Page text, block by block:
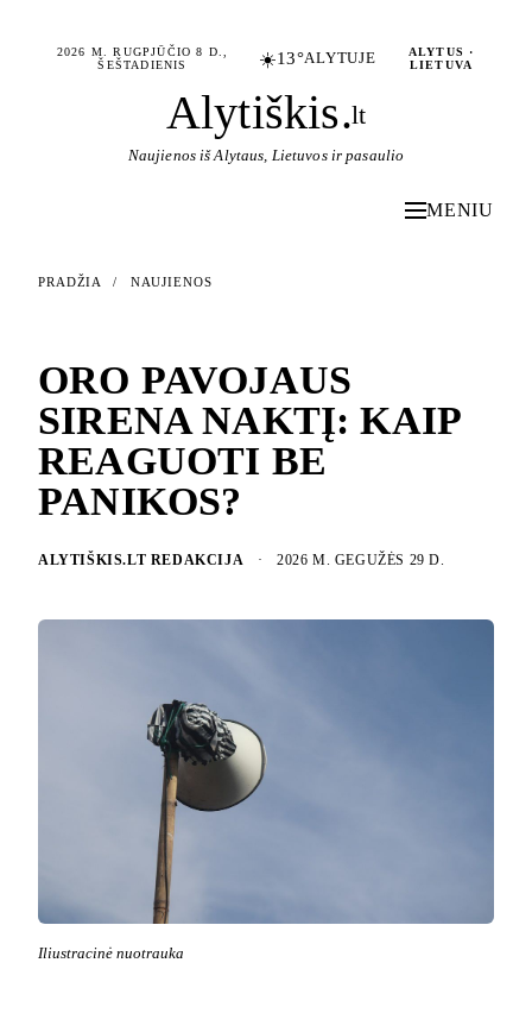
2026 M. RUGPJŪČIO 8 D.,
ŠEŠTADIENIS
☀️13°ALYTUJE
ALYTUS ·
LIETUVA
Alytiškis.lt
Naujienos iš Alytaus, Lietuvos ir pasaulio
MENIU
PRADŽIA / NAUJIENOS
ORO PAVOJAUS
SIRENA NAKTĮ: KAIP
REAGUOTI BE
PANIKOS?
ALYTIŠKIS.LT REDAKCIJA · 2026 M. GEGUŽĖS 29 D.
Iliustracinė nuotrauka